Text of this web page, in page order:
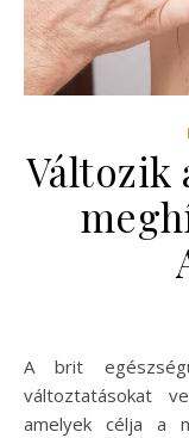
Változik
A brit egészségügyi rendszer, az NHS, jelentős
változtatásokat
amelyek célja a